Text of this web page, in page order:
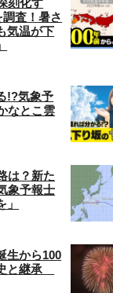
刻化す
査！暑さ
気温が下
!?気象予
なとこ雲
は？新た
象予報士
生から100
と継承